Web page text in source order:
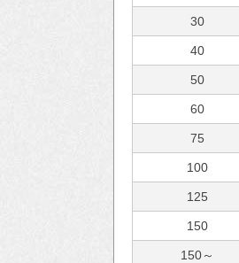
30
40
50
60
75
100
125
150
150～